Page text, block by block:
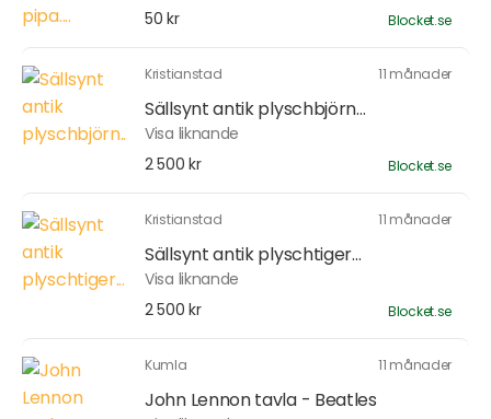
50 kr
Blocket.se
Kristianstad 11 månader
Sällsynt antik plyschbjörn...
Visa liknande
2 500 kr
Blocket.se
Kristianstad 11 månader
Sällsynt antik plyschtiger...
Visa liknande
2 500 kr
Blocket.se
Kumla 11 månader
John Lennon tavla - Beatles